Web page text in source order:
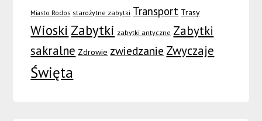
Miasto Rodos starożytne zabytki Transport Trasy
Wioski Zabytki zabytki antyczne Zabytki
sakralne Zdrowie zwiedzanie Zwyczaje
Święta